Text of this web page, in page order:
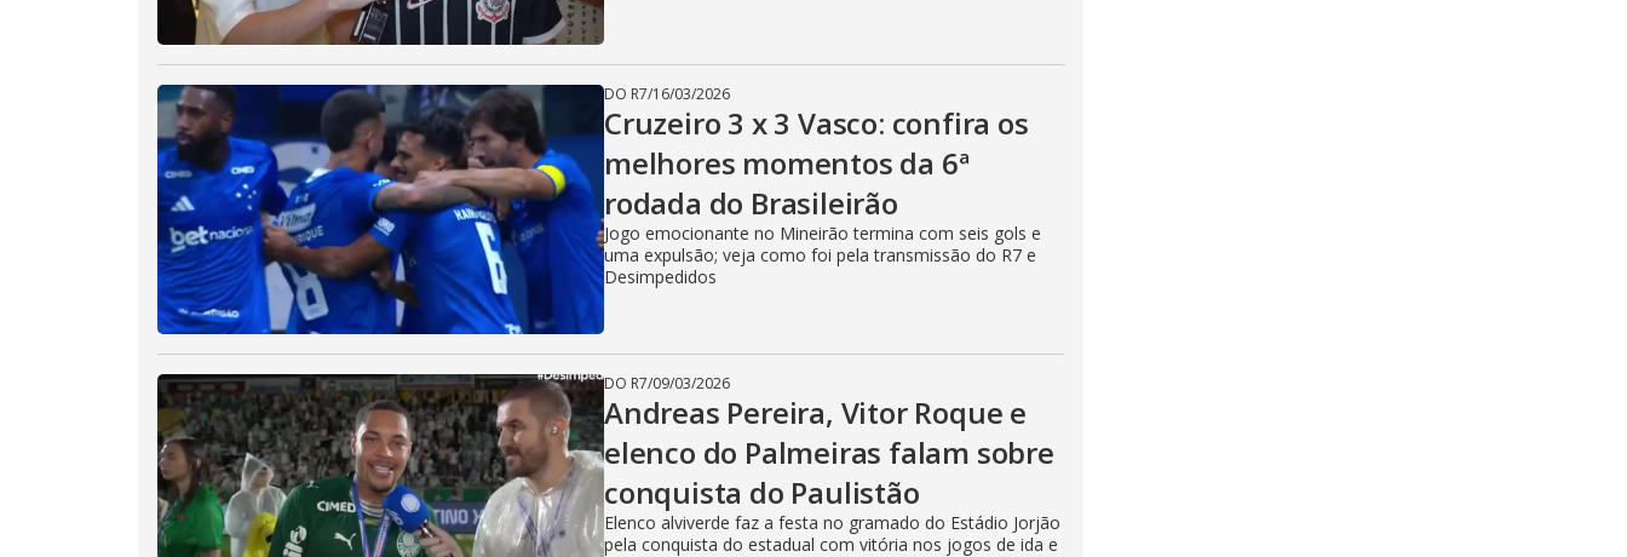
DO R7/16/03/2026
Cruzeiro 3 x 3 Vasco: confira os
melhores momentos da 6ª
rodada do Brasileirão
Jogo emocionante no Mineirão termina com seis gols e
uma expulsão; veja como foi pela transmissão do R7 e
Desimpedidos
DO R7/09/03/2026
Andreas Pereira, Vitor Roque e
elenco do Palmeiras falam sobre
conquista do Paulistão
Elenco alviverde faz a festa no gramado do Estádio Jorjão
pela conquista do estadual com vitória nos jogos de ida e